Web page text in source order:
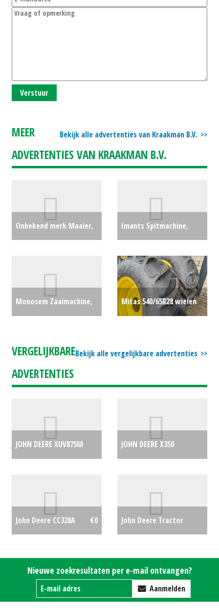
Verstuur
Bekijk alle advertenties van Kraakman B.V.
MEER
ADVERTENTIES VAN KRAAKMAN B.V.
Onbekend merk Maaier,
€6000
Imants Spitmachine,
spitmachine (RL) #694677
€12000
Monosem Zaaimachine,
€0
Mitas 540/65R28 wielen
Bekijk alle vergelijkbare advertenties
VERGELIJKBARE
ADVERTENTIES
JOHN DEERE XUV875M
JOHN DEERE X350
John Deere CC328A €0
John Deere Tractor
Nieuwe zoekresultaten per e-mail ontvangen?
Aanmelden